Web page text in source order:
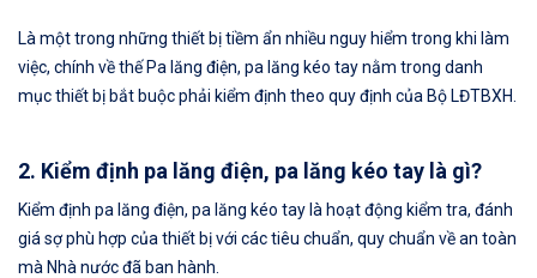
Là một trong những thiết bị tiềm ẩn nhiều nguy hiểm trong khi làm
việc, chính về thế Pa lăng điện, pa lăng kéo tay nằm trong danh
mục thiết bị bắt buộc phải kiểm định theo quy định của Bộ LĐTBXH.
2. Kiểm định pa lăng điện, pa lăng kéo tay là gì?
Kiểm định pa lăng điện, pa lăng kéo tay là hoạt động kiểm tra, đánh
giá sợ phù hợp của thiết bị với các tiêu chuẩn, quy chuẩn về an toàn
mà Nhà nước đã ban hành.